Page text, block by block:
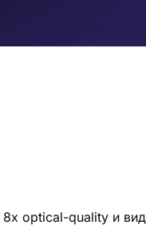
optical-quality и